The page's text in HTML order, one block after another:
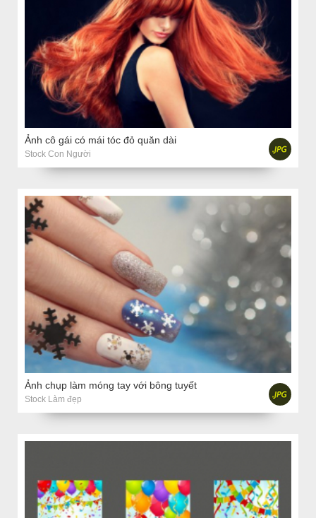
Ảnh cô gái có mái tóc đỏ quăn dài
Stock Con Người
Ảnh chụp làm móng tay với bông tuyết
Stock Làm đẹp